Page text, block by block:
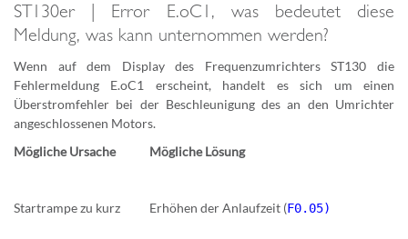
ST130er | Error E.oC1, was bedeutet diese
Meldung, was kann unternommen werden?
Wenn auf dem Display des Frequenzumrichters ST130 die
Fehlermeldung E.oC1 erscheint, handelt es sich um einen
Überstromfehler bei der Beschleunigung des an den Umrichter
angeschlossenen Motors.
Mögliche Ursache
Mögliche Lösung
Startrampe zu kurz Erhöhen der Anlaufzeit (F0.05)